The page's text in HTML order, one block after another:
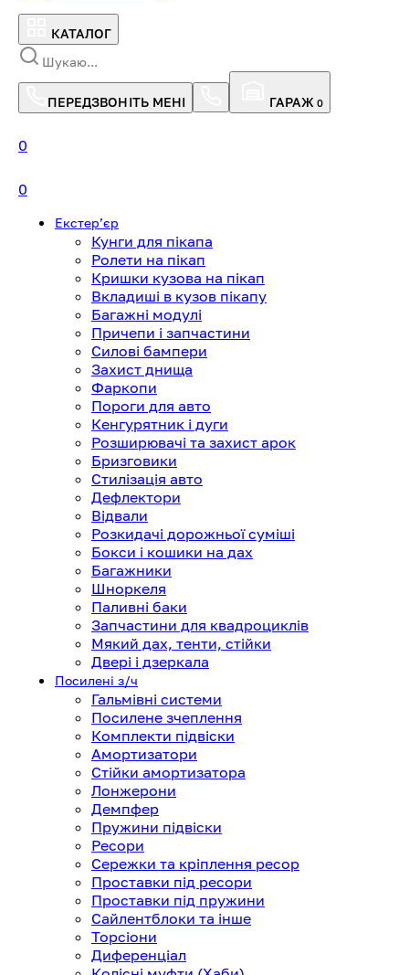
КАТАЛОГ
ПЕРЕДЗВОНІТЬ МЕНІ ГАРАЖ 0
0
0
Екстерʼєр
Кунги для пікапа
Ролети на пікап
Кришки кузова на пікап
Вкладиші в кузов пікапу
Багажні модулі
Причепи і запчастини
Силові бампери
Захист днища
Фаркопи
Пороги для авто
Кенгурятник і дуги
Розширювачі та захист арок
Бризговики
Стилізація авто
Дефлектори
Відвали
Розкидачі дорожньої суміші
Бокси і кошики на дах
Багажники
Шноркеля
Паливні баки
Запчастини для квадроциклів
Мякий дах, тенти, стійки
Двері і дзеркала
Посилені з/ч
Гальмівні системи
Посилене зчеплення
Комплекти підвіски
Амортизатори
Стійки амортизатора
Лонжерони
Демпфер
Пружини підвіски
Ресори
Сережки та кріплення ресор
Проставки під ресори
Проставки під пружини
Сайлентблоки та інше
Торсіони
Диференціал